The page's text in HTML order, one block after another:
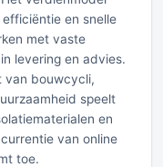
en snelle
met vaste
levering en advies.
van bouwcycli,
speelt
en
van online
toe.